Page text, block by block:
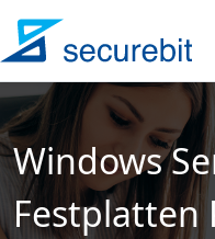
Windows
Festplatten